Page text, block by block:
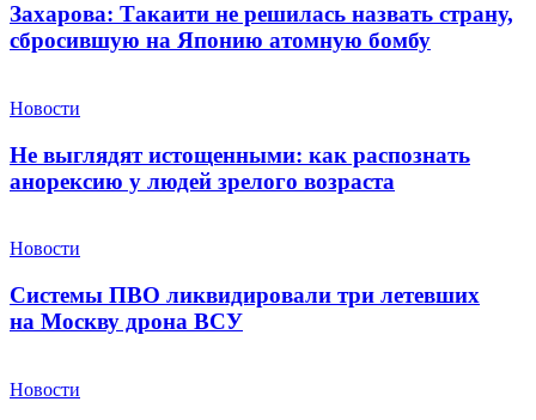
Захарова: Такаити не решилась назвать страну,
сбросившую на Японию атомную бомбу
Новости
Не выглядят истощенными: как распознать
анорексию у людей зрелого возраста
Новости
Системы ПВО ликвидировали три летевших
на Москву дрона ВСУ
Новости